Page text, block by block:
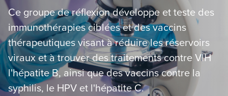
Ce groupe de réflexion développe et teste des
immunothérapies ciblées et des vaccins
thérapeutiques visant à réduire les réservoirs
viraux et à trouver des traitements contre VIH
l'hépatite B, ainsi que des vaccins contre la
syphilis, le HPV et l'hépatite C.